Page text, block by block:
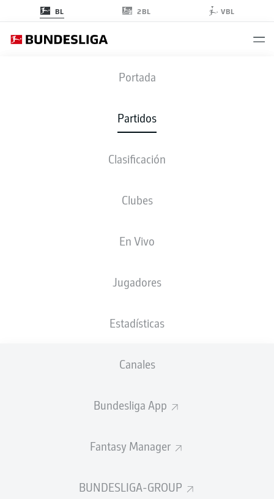
BL 2BL VBL
Portada
Partidos
Clasificación
Clubes
En Vivo
Jugadores
Estadísticas
Canales
Bundesliga App
Fantasy Manager
BUNDESLIGA-GROUP
FCH - SGE
1 1
ALINEACIONES ESTADÍSTICAS
Christian Dingert
ADAM KÖLLE